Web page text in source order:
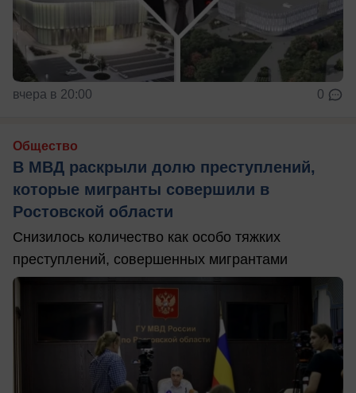
вчера в 20:00 0
Общество
В МВД раскрыли долю преступлений,
которые мигранты совершили в
Ростовской области
Снизилось количество как особо тяжких
преступлений, совершенных мигрантами